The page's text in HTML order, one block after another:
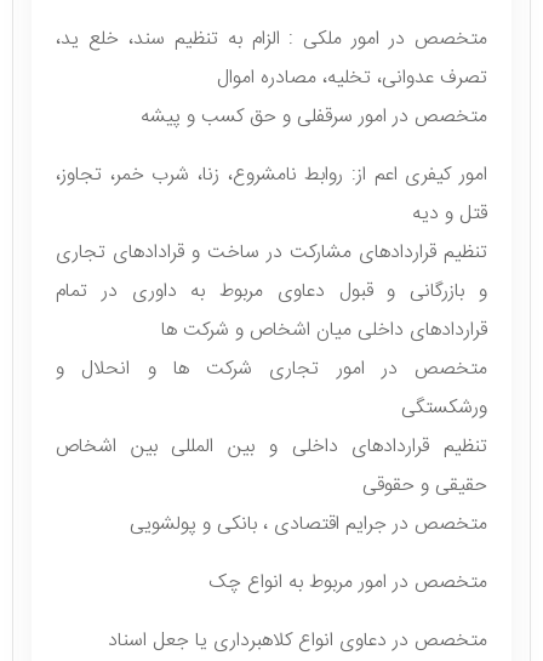
متخصص در امور ملکی : الزام به تنظیم سند، خلع ید،
تصرف عدوانی، تخلیه، مصادره اموال
متخصص در امور سرقفلی و حق کسب و پیشه
امور کیفری اعم از: روابط نامشروع، زنا، شرب خمر، تجاوز،
قتل و دیه
تنظیم قراردادهای مشارکت در ساخت و قرادادهای تجاری
و بازرگانی و قبول دعاوی مربوط به داوری در تمام
قراردادهای داخلی میان اشخاص و شرکت ها
متخصص در امور تجاری شرکت ها و انحلال و
ورشکستگی
تنظیم قراردادهای داخلی و بین المللی بین اشخاص
حقیقی و حقوقی
متخصص در جرایم اقتصادی ، بانکی و پولشویی
متخصص در امور مربوط به انواع چک
متخصص در دعاوی انواع کلاهبرداری یا جعل اسناد